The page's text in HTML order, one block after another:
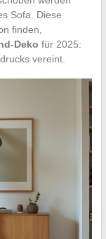
Sofa. Diese
finden,
Deko für 2025:
vereint.